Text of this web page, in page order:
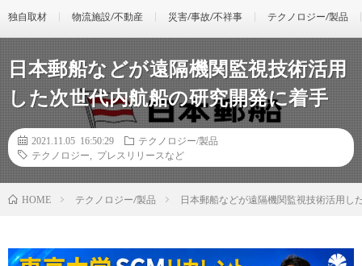
独自取材 物流施設/不動産 災害/事故/不祥事 テクノロジー/製品
日本郵船などが遠隔機関監視技術活用
した次世代内航船の研究開発に着手
2021.11.05 16:50:29
テクノロジー/製品
テクノロジー
プレスリリースなど
HOME テクノロジー/製品 日本郵船などが遠隔機関監視技術活用し